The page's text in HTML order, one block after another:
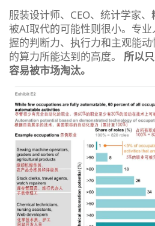
服装设计师、CEO、统计学家
被AI取代的可能性则很小。专业
握的判断力、执行力和主观能
的算力所能达到的高度。 所以
容易被市场淘汰。